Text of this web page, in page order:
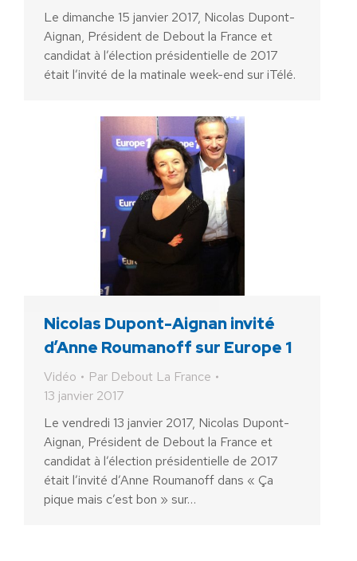
Le dimanche 15 janvier 2017, Nicolas Dupont-
Aignan, Président de Debout la France et
candidat à l’élection présidentielle de 2017
était l’invité de la matinale week-end sur iTélé.
Nicolas Dupont-Aignan invité
d’Anne Roumanoff sur Europe 1
Vidéo Par Debout La France
13 janvier 2017
Le vendredi 13 janvier 2017, Nicolas Dupont-
Aignan, Président de Debout la France et
candidat à l’élection présidentielle de 2017
était l’invité d’Anne Roumanoff dans « Ça
pique mais c’est bon » sur…